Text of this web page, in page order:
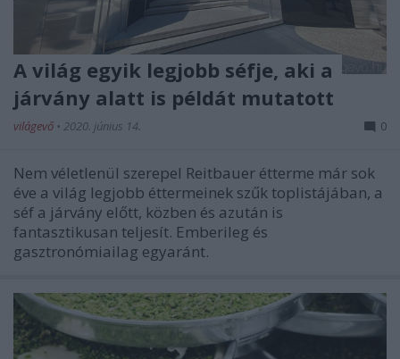
A világ egyik legjobb séfje, aki a
járvány alatt is példát mutatott
világevő • 2020. június 14. 0
Nem véletlenül szerepel Reitbauer étterme már sok
éve a világ legjobb éttermeinek szűk toplistájában, a
séf a járvány előtt, közben és azután is
fantasztikusan teljesít. Emberileg és
gasztronómiailag egyaránt.